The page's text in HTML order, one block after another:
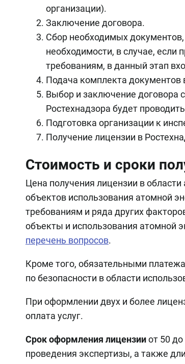
организации).
Заключение договора.
Сбор необходимых
необходимости, в случае,
требованиям, в данный этап
Подача комплекта документов
Выбор и заключение договора
Ростехнадзора будет
Подготовка организации к
Получение лицензии в
Стоимость и сроки
Цена получения лицензии в
объектов использования атомной
требованиям и ряда других
объекты и использования атомной
перечень вопросов.
Кроме того, обязательными
по безопасности в области
При оформлении двух и более
оплата услуг.
Срок оформления лицензииот 50
проведения экспертизы, а также